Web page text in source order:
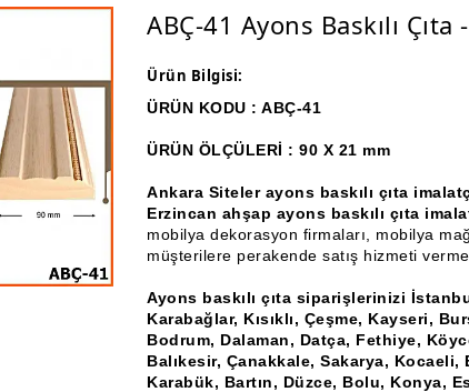
ABÇ-41 Ayons Baskılı
Ürün Bilgisi:
ÜRÜN KODU : ABÇ-41
ÜRÜN ÖLÇÜLERİ : 90 X 21 mm
Ankara Siteler ayons baskılı çıta
Erzincan ahşap ayons baskılı çıta
mobilya dekorasyon firmaları, mobilya
müşterilere perakende satış hizmeti
Ayons baskılı çıta siparişlerinizi
Karabağlar, Kısıklı, Çeşme, Kayseri,
Bodrum, Dalaman, Datça, Fethiye,
Balıkesir, Çanakkale, Sakarya,
Karabük, Bartın, Düzce, Bolu, Konya,